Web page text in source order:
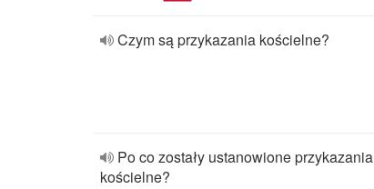
Czym są przykazania kościelne?
Po co zostały ustanowione przykazania
kościelne?